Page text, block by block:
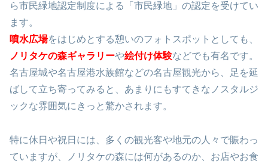
ら市民緑地認定制度による「市民緑地」の認定を受けてい
ます。
噴水広場をはじめとする憩いのフォトスポットとしても、
ノリタケの森ギャラリーや絵付け体験などでも有名です。
名古屋城や名古屋港水族館などの名古屋観光から、足を延
ばして立ち寄ってみると、あまりにもすてきなノスタルジ
ックな雰囲気にきっと驚かされます。
特に休日や祝日には、多くの観光客や地元の人々で賑わっ
ていますが、ノリタケの森には何があるのか、お店やお食